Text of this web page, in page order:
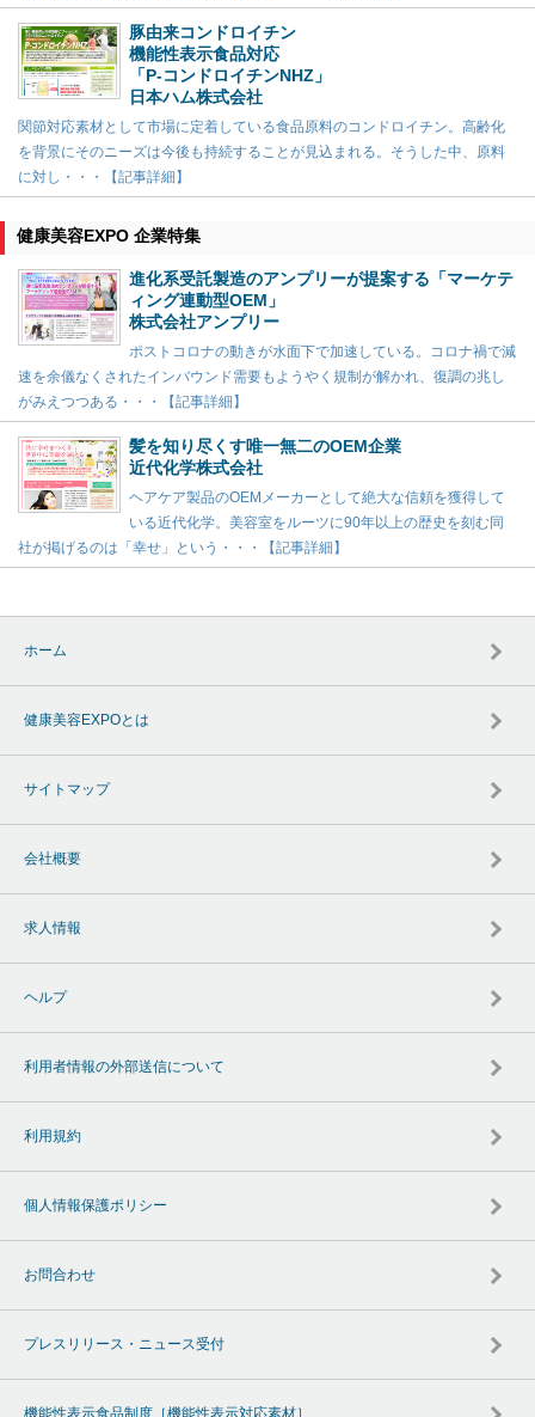
豚由来コンドロイチン
機能性表示食品対応
「P-コンドロイチンNHZ」
日本ハム株式会社
関節対応素材として市場に定着している食品原料のコンドロイチン。高齢化
を背景にそのニーズは今後も持続することが見込まれる。そうした中、原料
に対し・・・【記事詳細】
健康美容EXPO 企業特集
進化系受託製造のアンプリーが提案する「マーケテ
ィング連動型OEM」
株式会社アンプリー
ポストコロナの動きが水面下で加速している。コロナ禍で減
速を余儀なくされたインバウンド需要もようやく規制が解かれ、復調の兆し
がみえつつある・・・【記事詳細】
髪を知り尽くす唯一無二のOEM企業
近代化学株式会社
ヘアケア製品のOEMメーカーとして絶大な信頼を獲得して
いる近代化学。美容室をルーツに90年以上の歴史を刻む同
社が掲げるのは「幸せ」という・・・【記事詳細】
ホーム
健康美容EXPOとは
サイトマップ
会社概要
求人情報
ヘルプ
利用者情報の外部送信について
利用規約
個人情報保護ポリシー
お問合わせ
プレスリリース・ニュース受付